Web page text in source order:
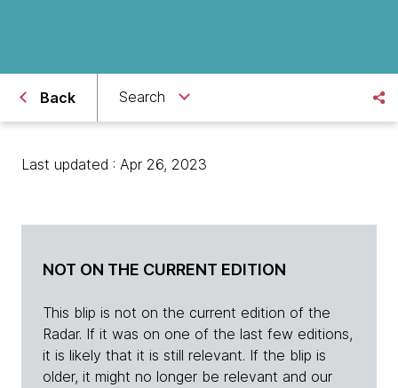
Back Search
Last updated : Apr 26, 2023
NOT ON THE CURRENT EDITION
This blip is not on the current edition of the
Radar. If it was on one of the last few editions,
it is likely that it is still relevant. If the blip is
older, it might no longer be relevant and our